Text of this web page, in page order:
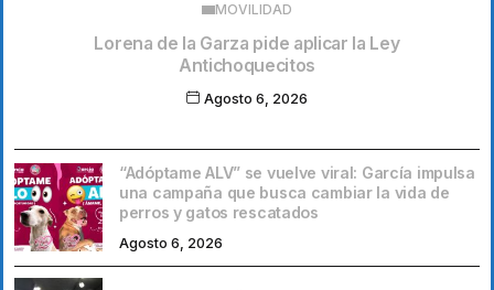
MOVILIDAD
Lorena de la Garza pide aplicar la Ley
Antichoquecitos
Agosto 6, 2026
“Adóptame ALV” se vuelve viral: García impulsa
una campaña que busca cambiar la vida de
perros y gatos rescatados
Agosto 6, 2026